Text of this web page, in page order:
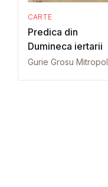
CARTE
Predica din
Dumineca iertarii